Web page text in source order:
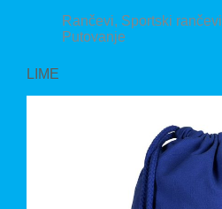
Rančevi, Sportski rančevi
Putovanje
LIME